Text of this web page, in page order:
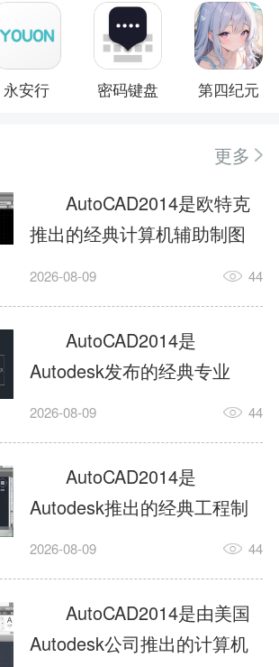
永安行 密码键盘 第四纪元
更多
AutoCAD2014是欧特克
推出的经典计算机辅助制图
工具，主打稳定2D施工图绘
行业工程设计。版本新增图
纸标签页、实景地理地图、
协同设计交流模块，优化命
令行智能纠错与图层批量管
理，支持Win8触屏操作、点
云扫描数据导入，兼容各类
DWG图纸格式，文件互通...
2026-08-09 44
AutoCAD2014是
Autodesk发布的经典专业
CAD制图设计软件，是工程
绘图工具。软件专注精准二
维绘图、图纸编辑、参数化
设计及基础三维建模，广泛
应用于建筑设计、机械制
造、土木工程、室内设计等
多个行业。软件优化绘图流
畅度与文件兼容性，支持参
2026-08-09 44
AutoCAD2014是
Autodesk推出的经典工程制
图设计软件，主打高效精准
建模作业，适配建筑、机
械、市政、室内设计等多行
业场景。软件优化运行机制
2026-08-09 44
AutoCAD2014是由美国
Autodesk公司推出的计算机